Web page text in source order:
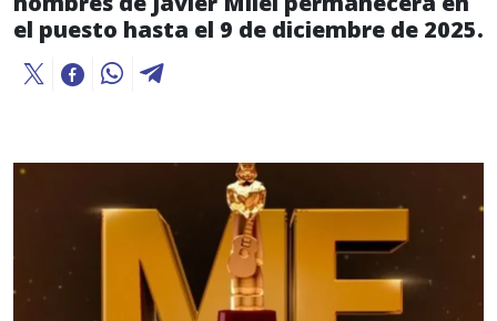
el puesto hasta el 9 de diciembre de 2025.